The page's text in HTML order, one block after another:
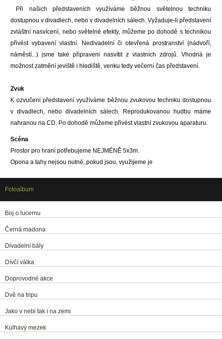
Při našich představeních využíváme běžnou světelnou techniku
dostupnou v divadlech, nebo v divadelních sálech. Vyžaduje-li představení
zvláštnínasvícení, nebo světelné efekty, můžeme po dohodě s technikou
přivést vybavení vlastní. Nedivadelní či otevřená prostranství (nádvoří,
náměstí...) jsme také připraveni nasvítit z vlastních zdrojů. Vhodná je
možnost zatmění jeviště i hlediště, venku tedy večerní čas představení.
Zvuk
K ozvučení představení využíváme běžnou zvukovou techniku dostupnou
v divadlech, nebo divadelních sálech. Reprodukovanou hudbu máme
nahranou na CD. Po dohodě můžeme přivést vlastní zvukovou aparaturu.
Scéna
Prostor pro hraní potřebujeme NEJMÉNĚ 5x3m.
Opona a tahy nejsou nutné, pokud jsou, využijeme je
Fotoalbum
Boj o lucernu
Černá madona
Divadelní bály
Dívčí válka
Doprovodné akce
Dvě na tripu
Jako v nebi tak i na zemi
Kulhavý mezek